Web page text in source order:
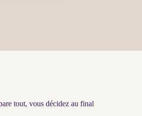
tout, vous décidez au final